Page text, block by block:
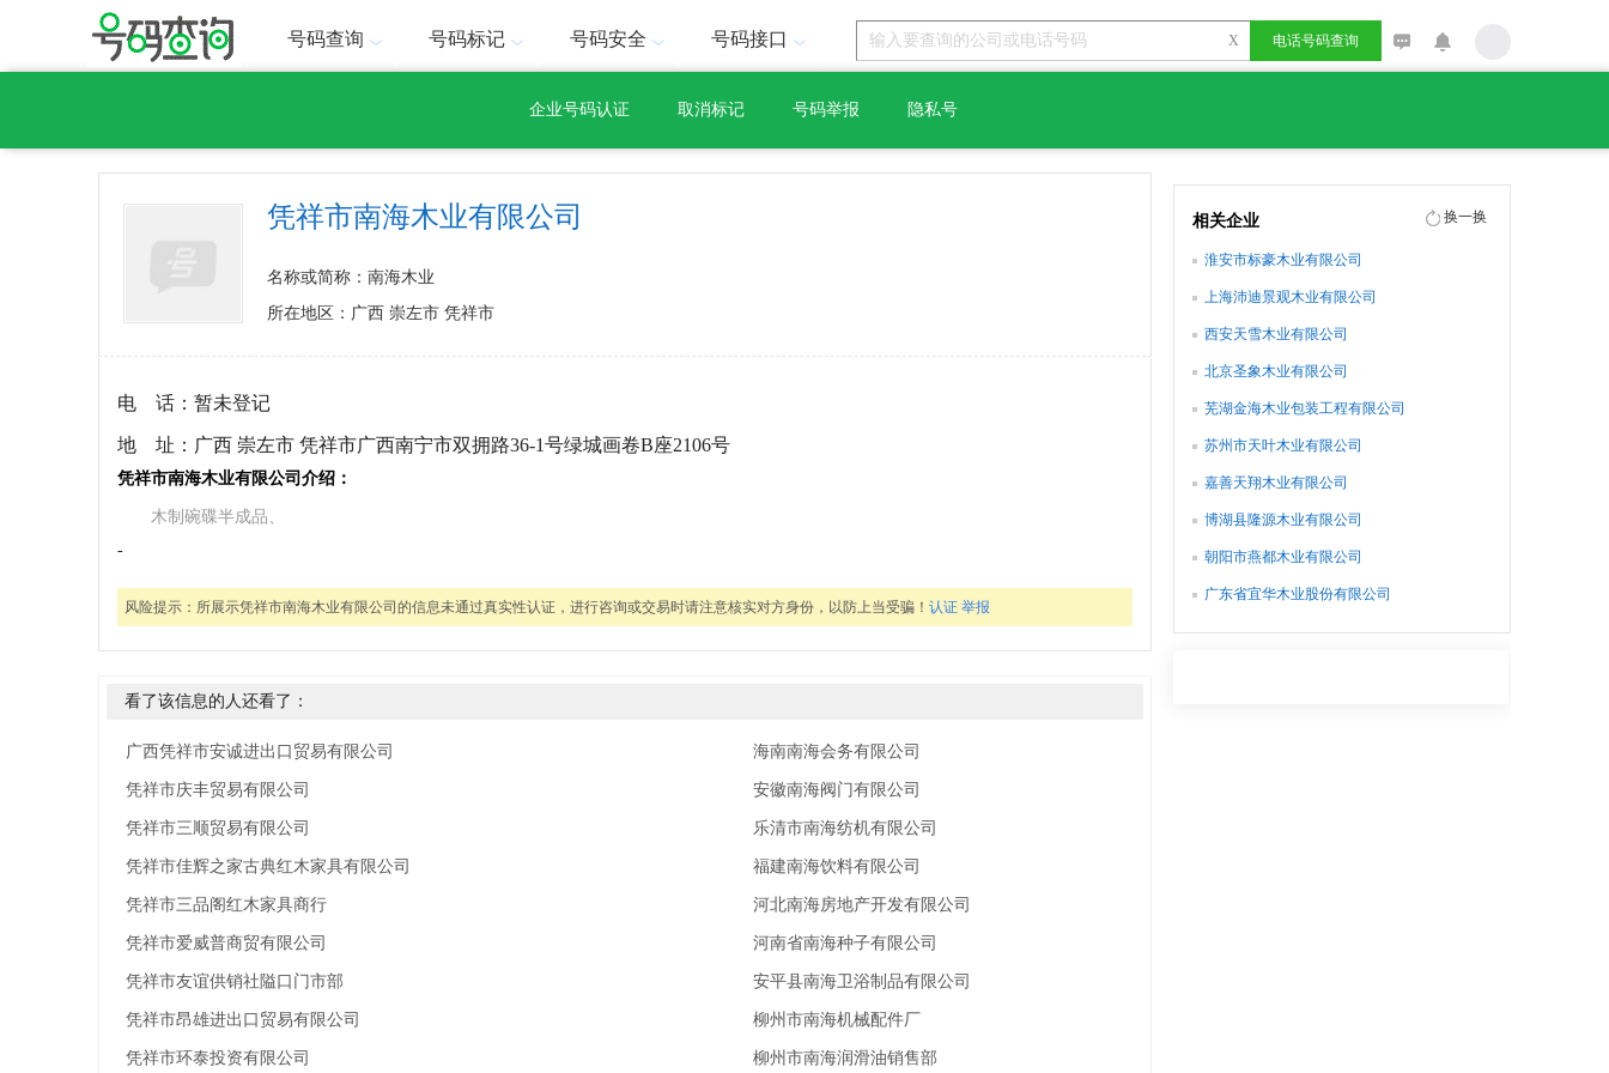
号码查询 号码标记 号码安全 号码接口 X 电话号码查询
企业号码认证 取消标记 号码举报 隐私号
凭祥市南海木业有限公司
名称或简称：南海木业
所在地区：广西 崇左市 凭祥市
电 话： 暂未登记
地 址： 广西 崇左市 凭祥市广西南宁市双拥路36-1号绿城画卷B座2106号
凭祥市南海木业有限公司介绍：
木制碗碟半成品、
-
风险提示： 所展示凭祥市南海木业有限公司的信息未通过真实性认证，进行咨询或交易时请注意核实对方身份，以防上当受骗！ 认证 举报
看了该信息的人还看了：
广西凭祥市安诚进出口贸易有限公司
凭祥市庆丰贸易有限公司
凭祥市三顺贸易有限公司
凭祥市佳辉之家古典红木家具有限公司
凭祥市三品阁红木家具商行
凭祥市爱威普商贸有限公司
凭祥市友谊供销社隘口门市部
凭祥市昂雄进出口贸易有限公司
凭祥市环泰投资有限公司
海南南海会务有限公司
安徽南海阀门有限公司
乐清市南海纺机有限公司
福建南海饮料有限公司
河北南海房地产开发有限公司
河南省南海种子有限公司
安平县南海卫浴制品有限公司
柳州市南海机械配件厂
柳州市南海润滑油销售部
相关企业 换一换
淮安市标豪木业有限公司
上海沛迪景观木业有限公司
西安天雪木业有限公司
北京圣象木业有限公司
芜湖金海木业包装工程有限公司
苏州市天叶木业有限公司
嘉善天翔木业有限公司
博湖县隆源木业有限公司
朝阳市燕都木业有限公司
广东省宜华木业股份有限公司